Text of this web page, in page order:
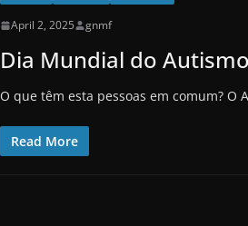
April 2, 2025 gnmf
Dia Mundial do
O que têm esta pessoas em comum?
Read More